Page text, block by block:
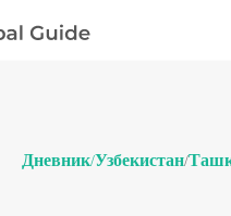
Дневник/Узбекистан/